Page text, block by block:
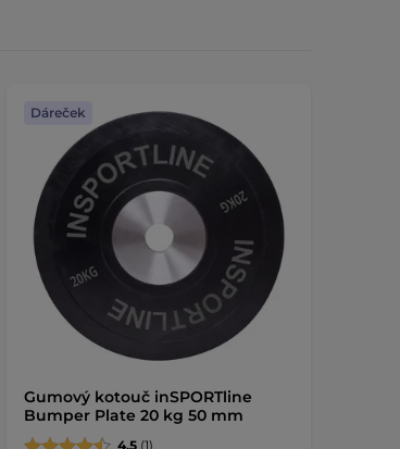
Dáreček
Gumový kotouč inSPORTline
Bumper Plate 20 kg 50 mm
4.5(1)